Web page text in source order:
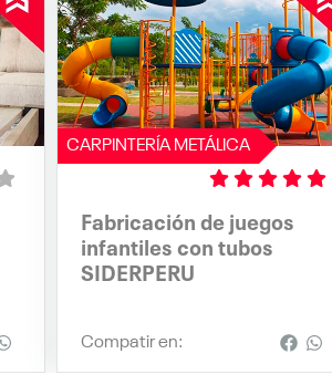
(*)
(*)
(*)
(*)
(*)
Fabricación de juegos
infantiles con tubos
SIDERPERU
CARPINTERÍA METÁLICA
Compatir en: